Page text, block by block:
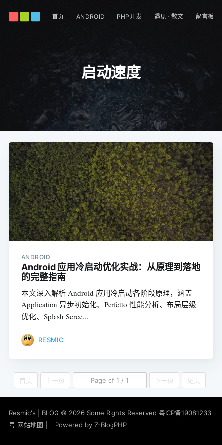
首页 ANDROID PHP开发 遇见 · 散文 留言板
启动速度
ANDROID
Android 应用冷启动优化实战：从原理到落地
的完整指南
本文深入解析 Android 应用冷启动各阶段原理，涵盖
Application 异步初始化、Perfetto 性能分析、布局层级
优化、Splash Scree...
RESMIC
首页 上一页 Page of 1 / 1 下一页 尾页
Resmic's | BLOG © 2026 Some Rights Reserved 粤ICP备19081233
号 网站地图 Powered by Z-BlogPHP